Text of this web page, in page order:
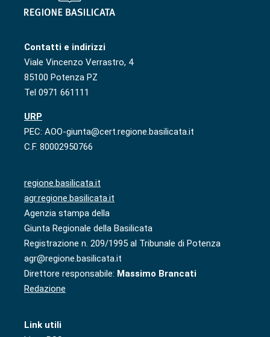
Contatti e indirizzi
Viale Vincenzo Verrastro, 4
85100 Potenza PZ
Tel 0971 661111
URP
PEC: AOO-giunta@cert.regione.basilicata.it
C.F. 80002950766
regione.basilicata.it
agr.regione.basilicata.it
Agenzia stampa della
Giunta Regionale della Basilicata
Registrazione n. 209/1995 al Tribunale di Potenza
agr@regione.basilicata.it
Direttore responsabile: Massimo Brancati
Redazione
Link utili